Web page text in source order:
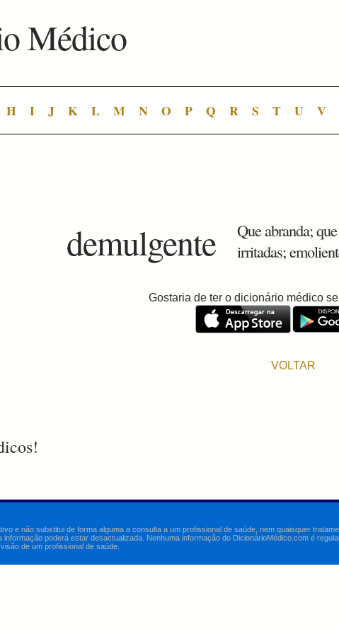
Médico
H I J K L M N O P Q R S T U V
demulgente
Que abranda;
irritadas;
Gostaria de ter o dicionário médico
VOLTAR
e não substitui de forma alguma a consulta a um profissional de saúde, nem quaisquer
poderá estar desactualizada. Nenhuma informação do DicionárioMédico.com é
de um profissional de saúde.